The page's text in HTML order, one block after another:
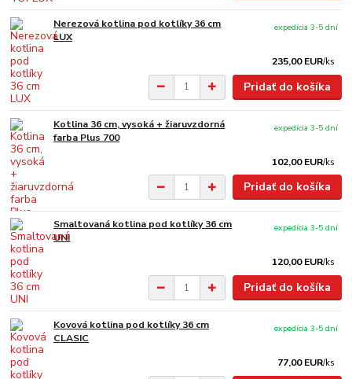
Nerezová kotlina pod kotlíky 36 cm
LUX
235,00 EUR/ks
expedícia 3-5 dní
Pridať do košíka
Kotlina 36 cm, vysoká + žiaruvzdorná
farba Plus 700
102,00 EUR/ks
expedícia 3-5 dní
Pridať do košíka
Smaltovaná kotlina pod kotlíky 36 cm
UNI
120,00 EUR/ks
expedícia 3-5 dní
Pridať do košíka
Kovová kotlina pod kotlíky 36 cm
CLASIC
77,00 EUR/ks
expedícia 3-5 dní